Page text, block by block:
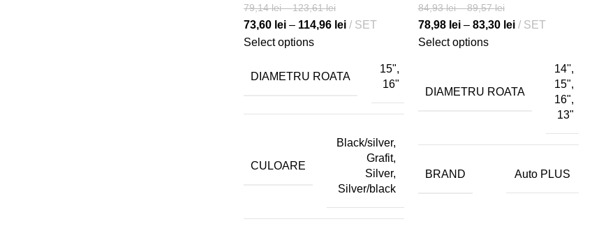
79,14lei–123,61lei
73,60 lei– 114,96 lei
SET
Select options
DIAMETRU ROATA
15",
16"
CULOARE
Black/silver,
Grafit,
Silver,
Silver/black
84,93lei–89,57lei
78,98 lei– 83,30 lei
SET
Select options
DIAMETRU ROATA
14'',
15",
16",
13"
BRAND Auto PLUS